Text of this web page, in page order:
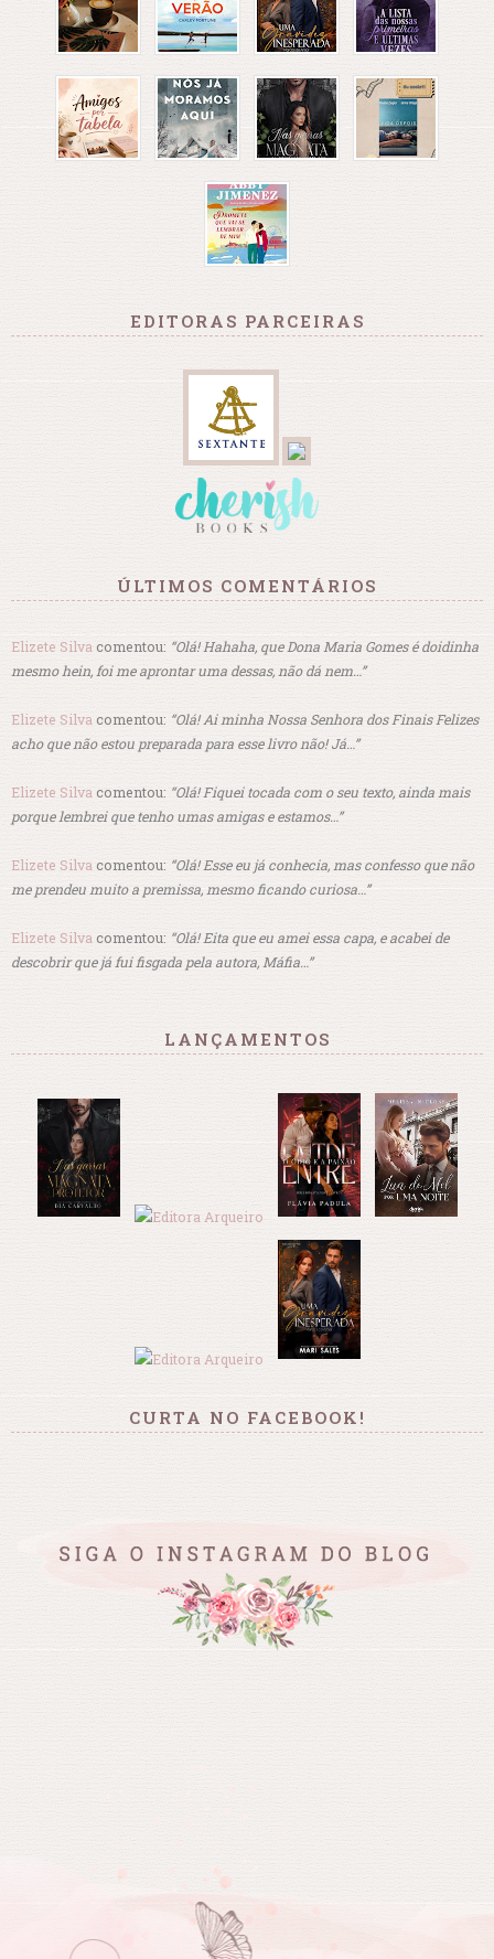
EDITORAS PARCEIRAS
ÚLTIMOS COMENTÁRIOS
Elizete Silva comentou: “Olá! Hahaha, que Dona Maria Gomes é doidinha
mesmo hein, foi me aprontar uma dessas, não dá nem…”
Elizete Silva comentou: “Olá! Ai minha Nossa Senhora dos Finais Felizes
acho que não estou preparada para esse livro não! Já…”
Elizete Silva comentou: “Olá! Fiquei tocada com o seu texto, ainda mais
porque lembrei que tenho umas amigas e estamos…”
Elizete Silva comentou: “Olá! Esse eu já conhecia, mas confesso que não
me prendeu muito a premissa, mesmo ficando curiosa…”
Elizete Silva comentou: “Olá! Eita que eu amei essa capa, e acabei de
descobrir que já fui fisgada pela autora, Máfia…”
LANÇAMENTOS
CURTA NO FACEBOOK!